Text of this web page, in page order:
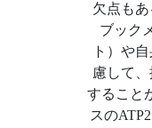
欠点もあ
ブック
ト）や
慮して
すること
スの